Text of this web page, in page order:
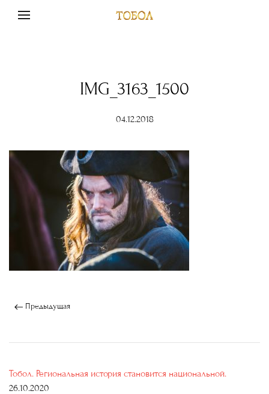
IMG_3163_1500
04.12.2018
Предыдущая
Тобол. Региональная история становится национальной.
26.10.2020